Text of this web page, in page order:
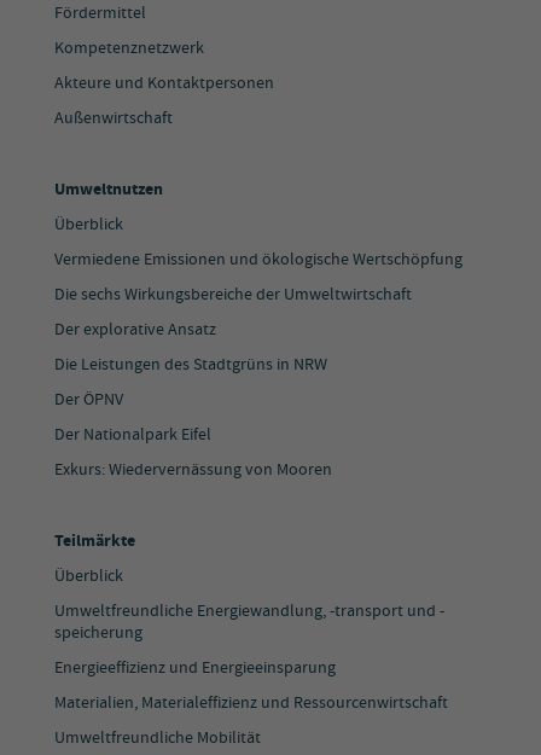
Fördermittel
Kompetenznetzwerk
Akteure und Kontaktpersonen
Außenwirtschaft
Umweltnutzen
Überblick
Vermiedene Emissionen und ökologische Wertschöpfung
Die sechs Wirkungsbereiche der Umweltwirtschaft
Der explorative Ansatz
Die Leistungen des Stadtgrüns in NRW
Der ÖPNV
Der Nationalpark Eifel
Exkurs: Wiedervernässung von Mooren
Teilmärkte
Überblick
Umweltfreundliche Energiewandlung, -transport und -
speicherung
Energieeffizienz und Energieeinsparung
Materialien, Materialeffizienz und Ressourcenwirtschaft
Umweltfreundliche Mobilität